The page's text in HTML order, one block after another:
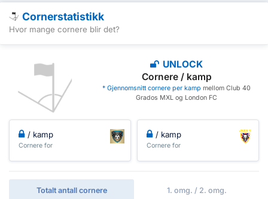
Cornerstatistikk
Hvor mange cornere blir det?
UNLOCK
Cornere / kamp
* Gjennomsnitt cornere per kamp mellom Club 40
Grados MXL og London FC
/ kamp
Cornere for
/ kamp
Cornere for
Totalt antall cornere 1. omg. / 2. omg.